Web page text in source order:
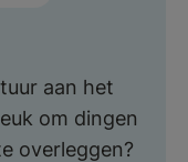
aan het
om dingen
overleggen?